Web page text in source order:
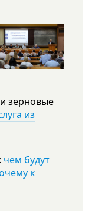
зерновые
из
чем будут
к